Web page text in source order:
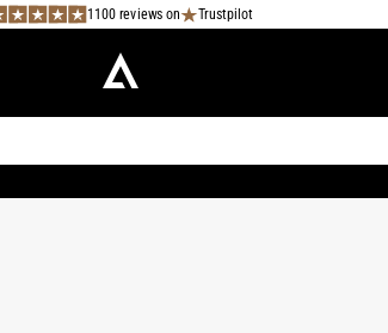
1100 reviews on Trustpilot